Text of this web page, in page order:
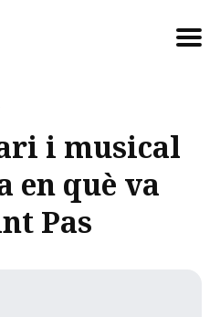
i musical
en què va
Pas